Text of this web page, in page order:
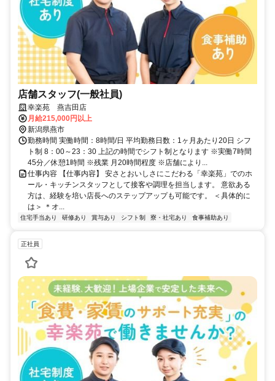
店舗スタッフ(一般社員)
幸楽苑 燕吉田店
月給215,000円以上
新潟県燕市
勤務時間 実働時間：8時間/日 平均勤務日数：1ヶ月あたり20日 シフ
ト制 8：00～23：30 上記の時間でシフト制となります ※実働7時間
45分／休憩1時間 ※残業 月20時間程度 ※店舗により...
仕事内容 【仕事内容】 安さとおいしさにこだわる「幸楽苑」でのホ
ール・キッチンスタッフとして接客や調理を担当します。 意欲ある
方は、経験を培い店長へのステップアップも可能です。 ＜具体的に
は＞ ＊オ...
住宅手当あり 研修あり 賞与あり シフト制 寮・社宅あり 食事補助あり
正社員